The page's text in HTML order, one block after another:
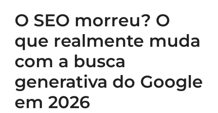
O SEO morreu? O
que realmente muda
com a busca
generativa do Google
em 2026